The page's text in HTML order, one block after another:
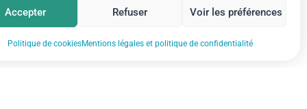
Accepter Refuser Voir les préférences
Politique de cookiesMentions légales et politique de confidentialité